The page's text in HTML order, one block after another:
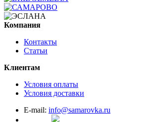
Компания
Контакты
Статьи
Клиентам
Условия оплаты
Условия доставки
E-mail: info@samarovka.ru